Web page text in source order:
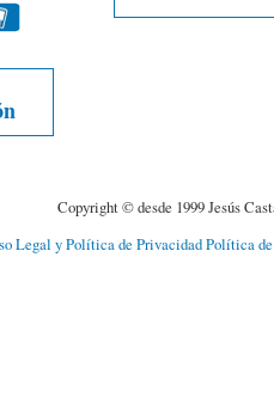
Copyright © desde 1999 Jesús
Legal y Política de PrivacidadPolítica